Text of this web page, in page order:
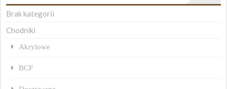
Brak kategorii
Chodniki
Akrylowe
BCF